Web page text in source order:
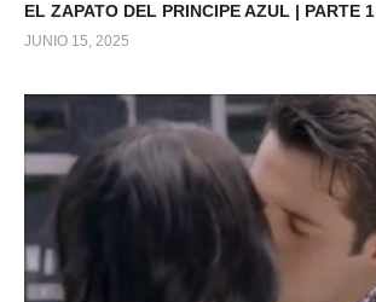
EL ZAPATO DEL PRINCIPE AZUL | PARTE 1
JUNIO 15, 2025